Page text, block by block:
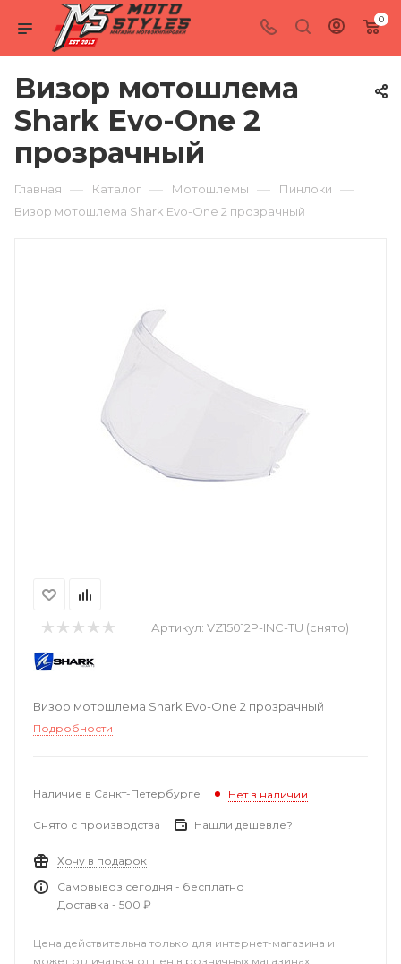
0
Визор мотошлема
Shark Evo-One 2
прозрачный
Главная — Каталог — Мотошлемы — Пинлоки —
Визор мотошлема Shark Evo-One 2 прозрачный
Артикул: VZ15012P-INC-TU (снято)
Визор мотошлема Shark Evo-One 2 прозрачный
Подробности
Наличие в Санкт-Петербурге Нет в наличии
Снято с производства Нашли дешевле?
Хочу в подарок
Самовывоз сегодня - бесплатно
Доставка - 500 ₽
Цена действительна только для интернет-магазина и
может отличаться от цен в розничных магазинах